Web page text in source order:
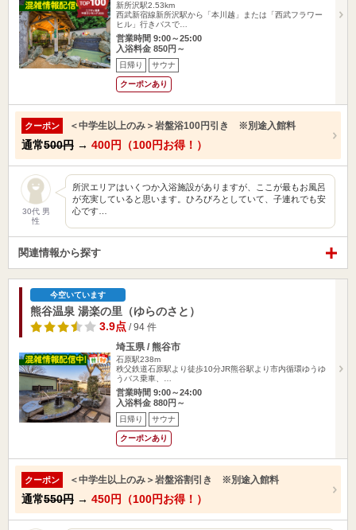
新所沢駅2.53km
西武新宿線新所沢駅から「本川越」または「西武フラワー
ヒル」行きバスで…
営業時間 9:00～25:00
入浴料金 850円～
日帰り サウナ
クーポンあり
クーポン ＜中学生以上のみ＞岩盤浴100円引き ※別途入館料
通常500円 → 400円（100円お得！）
30代 男
性
所沢エリアはいくつか入浴施設がありますが、ここが最もお風呂
が充実していると思います。ひろびろとしていて、子連れでも安
心です…
関連情報から探す
今空いています
熊谷温泉 湯楽の里（ゆらのさと）
3.9点 / 94 件
埼玉県 / 熊谷市
石原駅238m
秩父鉄道石原駅より徒歩10分JR熊谷駅より市内循環ゆうゆ
うバス乗車、…
営業時間 9:00～24:00
入浴料金 880円～
日帰り サウナ
クーポンあり
クーポン ＜中学生以上のみ＞岩盤浴割引き ※別途入館料
通常550円 → 450円（100円お得！）